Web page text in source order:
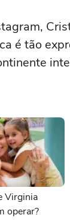
é tão
Virginia
operar?